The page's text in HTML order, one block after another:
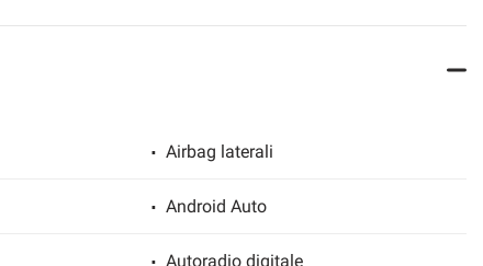
Airbag laterali
Android Auto
Autoradio digitale